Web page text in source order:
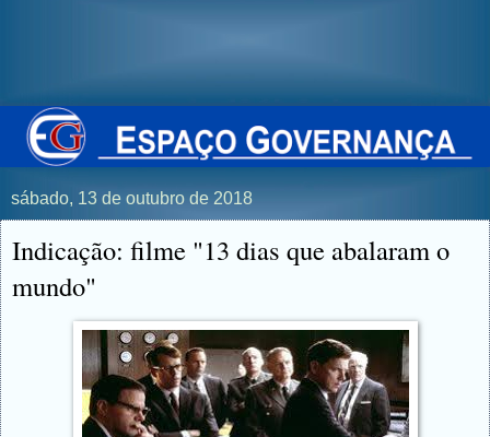
sábado, 13 de outubro de 2018
Indicação: filme "13 dias que abalaram o
mundo"